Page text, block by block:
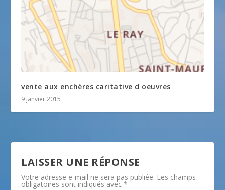
vente aux enchères caritative d oeuvres
9 janvier 2015
LAISSER UNE RÉPONSE
Votre adresse e-mail ne sera pas publiée. Les champs
obligatoires sont indiqués avec*